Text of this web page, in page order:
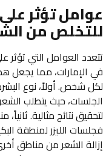
عوامل تؤثر
للتخلص من
تتعدد العوامل التي تؤثر
في الإمارات، مما يجعل
لكل شخص. أولاً، نوع
الجلسات، حيث يتطلب
لتحقيق نتائج مثالية.
فجلسات الليزر لمنطقة
إزالة الشعر من مناطق